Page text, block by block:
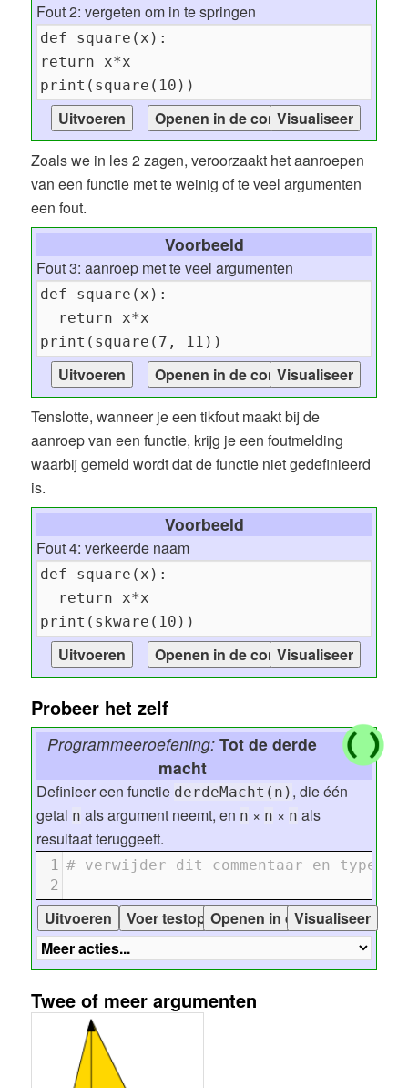
Fout 2: vergeten om in te springen
Zoals we in les 2 zagen, veroorzaakt het aanroepen
van een functie met te weinig of te veel argumenten
een fout.
Voorbeeld
Fout 3: aanroep met te veel argumenten
Tenslotte, wanneer je een tikfout maakt bij de
aanroep van een functie, krijg je een foutmelding
waarbij gemeld wordt dat de functie niet gedefinieerd
is.
Voorbeeld
Fout 4: verkeerde naam
Probeer het zelf
Programmeeroefening: Tot de derde
macht
Definieer een functie derdeMacht(n) , die één
getal n als argument neemt, en n × n × n als
resultaat teruggeeft.
1 # verwijder dit commentaar en type
2
Twee of meer argumenten